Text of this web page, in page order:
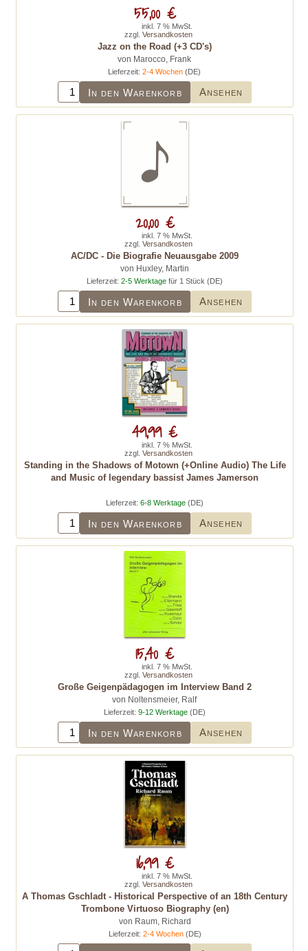
Jazz on the Road (+3 CD's)
von Marocco, Frank
Lieferzeit:2-4 Wochen (DE)
In den Warenkorb Ansehen
55,00 €
inkl. 7 % MwSt.
zzgl. Versandkosten
AC/DC - Die Biografie Neuausgabe 2009
von Huxley, Martin
Lieferzeit: 2-5 Werktagefür 1 Stück (DE)
In den Warenkorb Ansehen
20,00 €
inkl. 7 % MwSt.
zzgl. Versandkosten
Standing in the Shadows of Motown (+Online Audio) The Life
and Music of legendary bassist James Jamerson
Lieferzeit: 6-8 Werktage (DE)
In den Warenkorb Ansehen
49,99 €
inkl. 7 % MwSt.
zzgl. Versandkosten
Große Geigenpädagogen im Interview Band 2
von Noltensmeier, Ralf
Lieferzeit: 9-12 Werktage(DE)
In den Warenkorb Ansehen
15,40 €
inkl. 7 % MwSt.
zzgl. Versandkosten
A Thomas Gschladt - Historical Perspective of an 18th Century
Trombone Virtuoso Biography (en)
von Raum, Richard
Lieferzeit: 2-4 Wochen(DE)
16,99 €
inkl. 7 % MwSt.
zzgl. Versandkosten